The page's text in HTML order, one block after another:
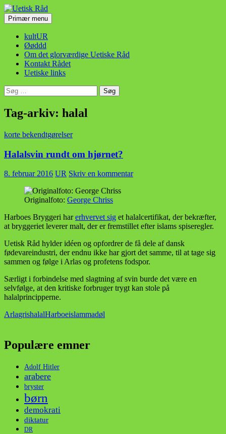
Hop
til
indhold
Uetisk Råd
SøgPrimær menu
kultUR
Øøddd
Om det glorværdige Uetiske Råd
Kontakt Rådet
Uetiske links
Søg
efter:
Tag-arkiv: halal
korte bekendtgørelser
Halalsvin rundt om hjørnet?
8. februar 2016 UR Skriv en kommentar
Originalfoto: George Chriss
Harboes Bryggeri harerhvervet sig et halalcertifikat, der bekræfter,
at bryggeriet leverer malt, der er fremstillet efter islams spiseregler.
Uetisk Råd hylder idéen og opfordrer de få dele af dansk
fødevareindustri, der endnu ikke har gjort det samme, til at tage sig
sammen og følge i Arlas og profetens fodspor.
Særligt i forbindelse med slagtning af svin burde det være en
selvfølge, at den kritiske forbruger trygt kan stole på
halalprincipperne.
ArlagrishalalHarboeislammadøl
Populære emner
Adolf Hitler
arabere
bryster
børn
demokrati
diktatur
DR